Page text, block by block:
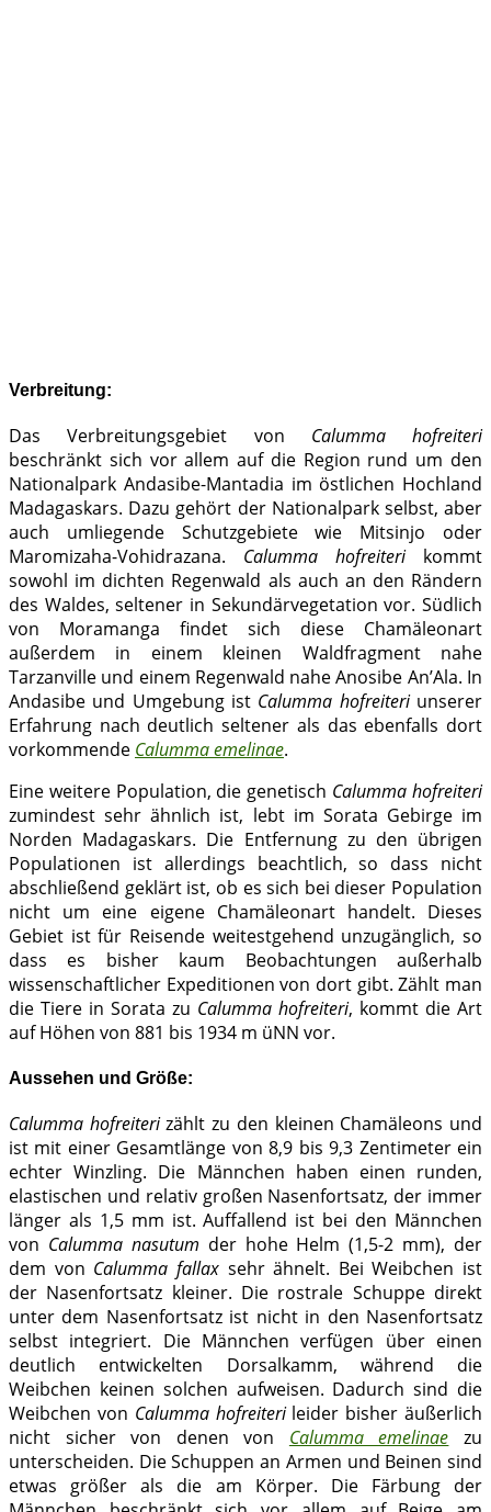
Verbreitung:
Das Verbreitungsgebiet von Calumma hofreiteri
beschränkt sich vor allem auf die Region rund um den
Nationalpark Andasibe-Mantadia im östlichen Hochland
Madagaskars. Dazu gehört der Nationalpark selbst, aber
auch umliegende Schutzgebiete wie Mitsinjo oder
Maromizaha-Vohidrazana. Calumma hofreiterikommt
sowohl im dichten Regenwald als auch an den Rändern
des Waldes, seltener in Sekundärvegetation vor. Südlich
von Moramanga findet sich diese Chamäleonart
außerdem in einem kleinen Waldfragment nahe
Tarzanville und einem Regenwald nahe Anosibe An’Ala. In
Andasibe und Umgebung ist Calumma hofreiteriunserer
Erfahrung nach deutlich seltener als das ebenfalls dort
vorkommende Calumma emelinae.
Eine weitere Population, die genetisch Calumma hofreiteri
zumindest sehr ähnlich ist, lebt im Sorata Gebirge im
Norden Madagaskars. Die Entfernung zu den übrigen
Populationen ist allerdings beachtlich, so dass nicht
abschließend geklärt ist, ob es sich bei dieser Population
nicht um eine eigene Chamäleonart handelt. Dieses
Gebiet ist für Reisende weitestgehend unzugänglich, so
dass es bisher kaum Beobachtungen außerhalb
wissenschaftlicher Expeditionen von dort gibt. Zählt man
die Tiere in Sorata zu Calumma hofreiteri, kommt die Art
auf Höhen von 881 bis 1934 m üNN vor.
Aussehen und Größe:
Calumma hofreiterizählt zu den kleinen Chamäleons und
ist mit einer Gesamtlänge von 8,9 bis 9,3 Zentimeter ein
echter Winzling. Die Männchen haben einen runden,
elastischen und relativ großen Nasenfortsatz, der immer
länger als 1,5 mm ist. Auffallend ist bei den Männchen
von Calumma nasutum der hohe Helm (1,5-2 mm), der
dem von Calumma fallaxsehr ähnelt. Bei Weibchen ist
der Nasenfortsatz kleiner. Die rostrale Schuppe direkt
unter dem Nasenfortsatz ist nicht in den Nasenfortsatz
selbst integriert. Die Männchen verfügen über einen
deutlich entwickelten Dorsalkamm, während die
Weibchen keinen solchen aufweisen. Dadurch sind die
Weibchen von Calumma hofreiterileider bisher äußerlich
nicht sicher von denen von Calumma emelinae zu
unterscheiden. Die Schuppen an Armen und Beinen sind
etwas größer als die am Körper. Die Färbung der